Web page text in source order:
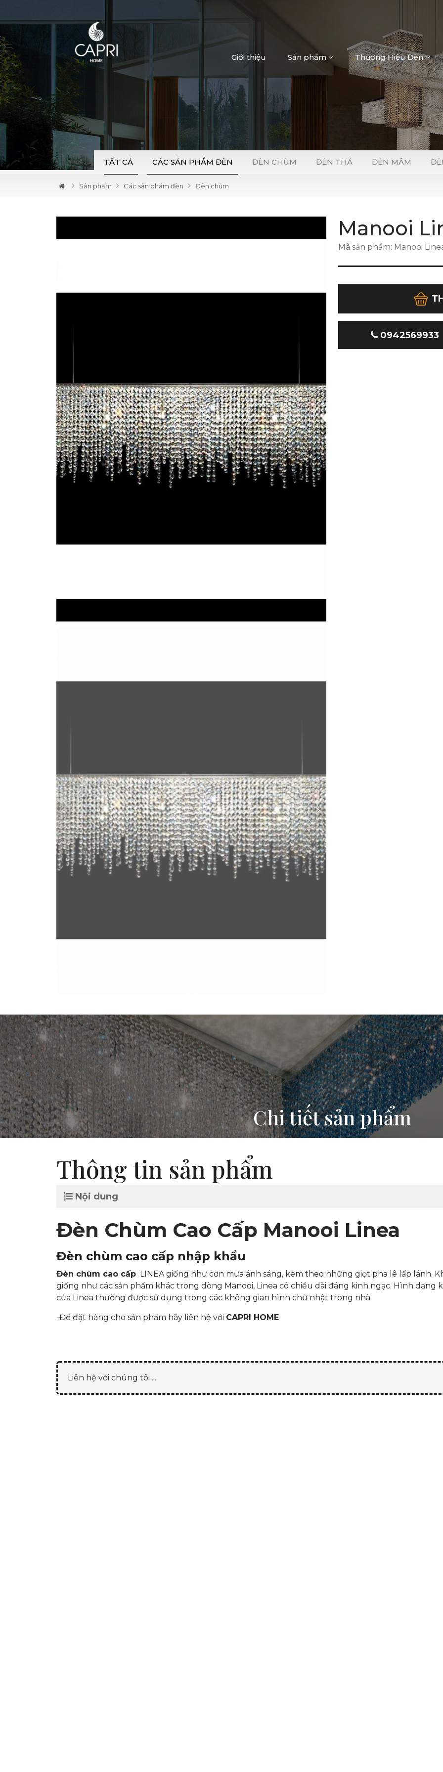
Giới thiệu Sản phẩm Thương Hiệu Đèn
TẤT CẢ CÁC SẢN PHẨM ĐÈN ĐÈN CHÙM ĐÈN THẢ ĐÈN MÂM
Sản phẩm Các sản phẩm đèn Đèn chùm
Manooi
Mã sản phẩm: Manooi
0942569933
Chi tiết sản phẩm
Thông tin sản phẩm
Nội dung
Đèn Chùm Cao Cấp Manooi Linea
Đèn chùm cao cấp nhập khẩu
Đèn chùm cao cấp LINEA giống như cơn mưa ánh sáng, kèm theo những giọt pha lê lấp lánh.
giống như các sản phẩm khác trong dòng Manooi, Linea có chiều dài đáng kinh ngạc. Hình dạng
của Linea thường được sử dụng trong các không gian hình chữ nhật trong nhà.
-Để đặt hàng cho sản phẩm hãy liên hệ với CAPRI HOME
Liên hệ với chúng tôi ....